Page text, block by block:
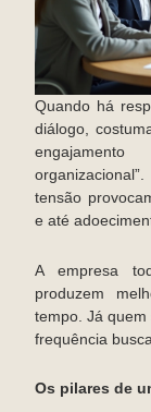
Quando há
diálogo,
tensão
e até
A empresa
produzem
tempo. Já
frequência
Os pilares de